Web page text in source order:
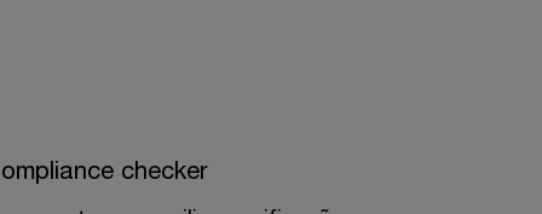
checker